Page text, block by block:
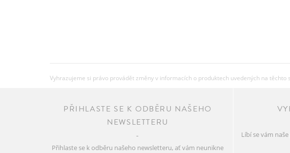
Vyhrazujeme si právo provádět změny v informacích o produktech uvedených na
PŘIHLASTE SE K ODBĚRU NAŠEHO
NEWSLETTERU
Přihlaste se k odběru našeho newsletteru, ať vám neunikne
Líbí se vám